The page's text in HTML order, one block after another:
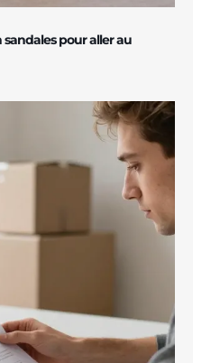
pour aller au